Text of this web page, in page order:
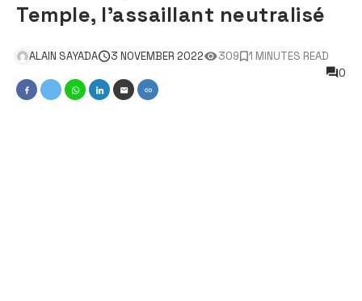
Temple, l’assaillant neutralisé
ALAIN SAYADA 3 NOVEMBER 2022 309
1 MINUTES READ
0